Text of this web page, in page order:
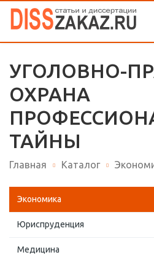
УГОЛОВНО-
ОХРАНА
ТАЙНЫ
Главная Каталог
Экономика
Юриспруденция
Медицина